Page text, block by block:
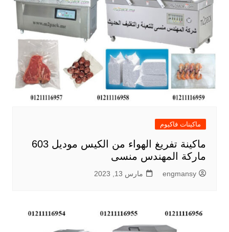
ماكينات فاكيوم
ماكينة تفريغ الهواء من الكيس موديل 603
ماركة المهندس منسى
engmansy مارس 13, 2023